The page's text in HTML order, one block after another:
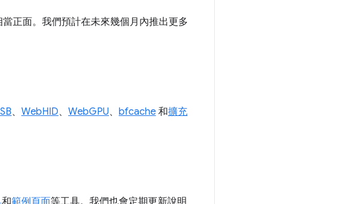
正面。我們預計在未來幾個月內推出更多
、 WebHID、 WebGPU、 bfcache 和擴充
和範例頁面等工具。我們也會定期更新說明